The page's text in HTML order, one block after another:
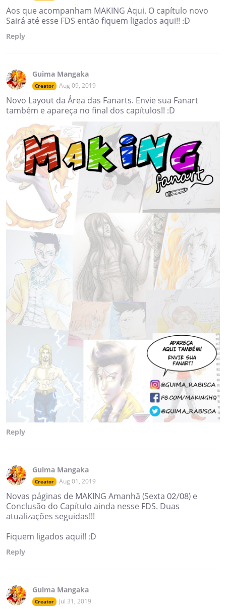
Aos que acompanham MAKING Aqui. O capítulo novo
Sairá até esse FDS então fiquem ligados aqui!! :D
Reply
Guima Mangaka
Creator Aug 09, 2019
Novo Layout da Área das Fanarts. Envie sua Fanart
também e apareça no final dos capítulos!! :D
Reply
Guima Mangaka
Creator Aug 01, 2019
Novas páginas de MAKING Amanhã (Sexta 02/08) e
Conclusão do Capítulo ainda nesse FDS. Duas
atualizações seguidas!!!
Fiquem ligados aqui!! :D
Reply
Guima Mangaka
Creator Jul 31, 2019